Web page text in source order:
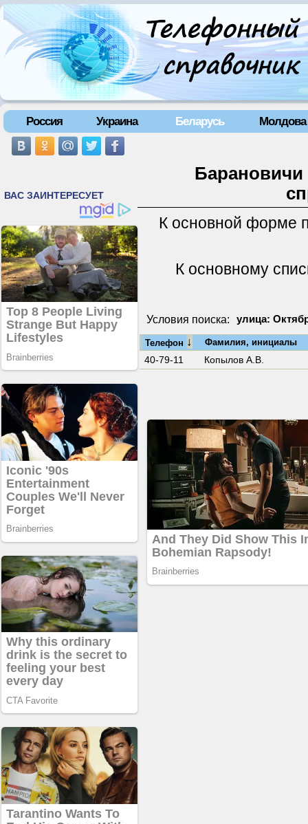
Россия Украина Беларусь Молдова
Барановичи
К основной форме
К основному
Условия поиска: улица:
Телефон ↓ Фамилия, инициалы
40-79-11 Копылов А.В.